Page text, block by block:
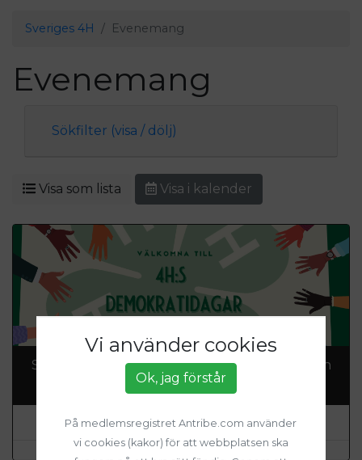
Sveriges 4H Evenemang
Evenemang
Sökfilter (visa / dölj)
Visa som lista Visa i kalender
Sveriges 4H:s Demokratidagar, riksstämma och
dialogmöten 2026
Datum: 09 Oct 2026 - 11 Oct 2026
Vi använder cookies
Ok, jag förstår
På medlemsregistret Antribe.com använder
vi cookies (kakor) för att webbplatsen ska